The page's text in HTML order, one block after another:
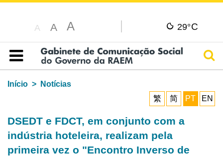
A A A 29°C
Índice
Início
Notícias
繁
简 PT EN
DSEDT e FDCT, em conjunto com a
indústria hoteleira, realizam pela
primeira vez o "Encontro Inverso de